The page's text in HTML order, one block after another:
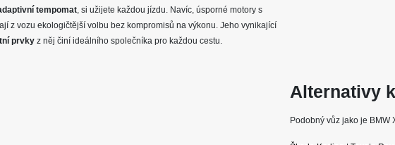
centrální zamykání
senzor světel
tempomat , si užijete každou jízdu. Navíc, úsporné motory s
z vozu ekologičtější volbu bez kompromisů na výkonu. Jeho vynikající
prvky z něj činí ideálního společníka pro každou cestu.
Alternativy
Podobný vůz jako je BMW